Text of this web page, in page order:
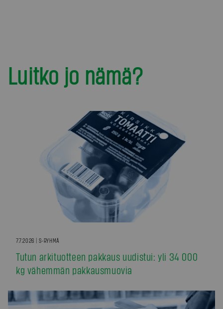
Luitko jo nämä?
7.7.2026 | S-RYHMÄ
Tutun arkituotteen pakkaus uudistui: yli 34 000
kg vähemmän pakkausmuovia